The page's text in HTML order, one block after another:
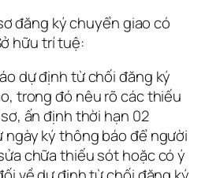
đăng ký chuyển giao có
hữu trí tuệ:
dự định từ chối đăng ký
trong đó nêu rõ các thiếu
ấn định thời hạn 02
ngày ký thông báo để người
chữa thiếu sót hoặc có ý